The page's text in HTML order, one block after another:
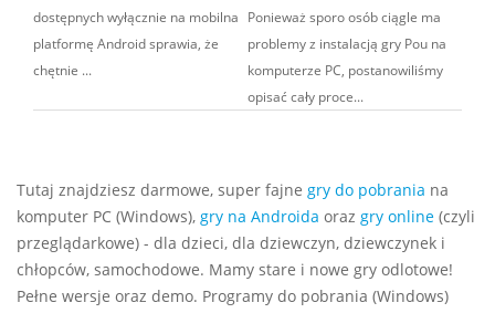
dostępnych wyłącznie na mobilna
platformę Android sprawia, że
chętnie ...
Ponieważ sporo osób ciągle ma
problemy z instalacją gry Pou na
komputerze PC, postanowiliśmy
opisać cały proce...
Tutaj znajdziesz darmowe, super fajne gry do pobrania na
komputer PC (Windows), gry na Androida oraz gry online (czyli
przeglądarkowe) - dla dzieci, dla dziewczyn, dziewczynek i
chłopców, samochodowe. Mamy stare i nowe gry odlotowe!
Pełne wersje oraz demo. Programy do pobrania (Windows)